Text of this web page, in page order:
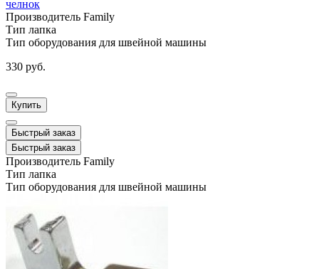
челнок
Производитель Family
Тип лапка
Тип оборудования для швейной машины
330 руб.
Купить
Быстрый заказ
Быстрый заказ
Производитель Family
Тип лапка
Тип оборудования для швейной машины